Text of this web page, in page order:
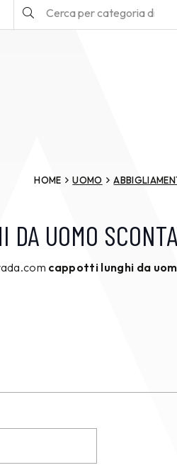
HOME UOMO
DA UOMO
cappotti lunghi da